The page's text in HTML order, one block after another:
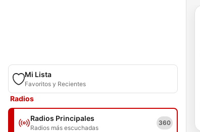
Mi Lista
Favoritos y Recientes
Radios
Radios Principales
Radios más escuchadas
360